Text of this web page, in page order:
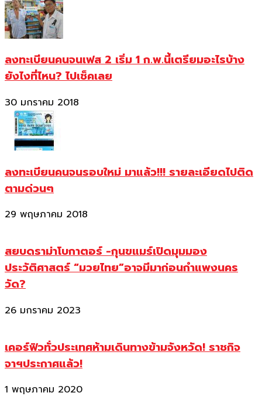
ลงทะเบียนคนจนเฟส 2 เริ่ม 1 ก.พ.นี้เตรียมอะไรบ้าง
ยังไงที่ไหน? ไปเช็คเลย
30 มกราคม 2018
ลงทะเบียนคนจนรอบใหม่ มาแล้ว!!! รายละเอียดไปติด
ตามด่วนๆ
29 พฤษภาคม 2018
สยบดราม่าโบกาตอร์ -กุนขแมร์เปิดมุมมอง
ประวัติศาสตร์ “มวยไทย”อาจมีมาก่อนกำแพงนคร
วัด?
26 มกราคม 2023
เคอร์ฟิวทั่วประเทศห้ามเดินทางข้ามจังหวัด! ราชกิจ
จาฯประกาศแล้ว!
1 พฤษภาคม 2020